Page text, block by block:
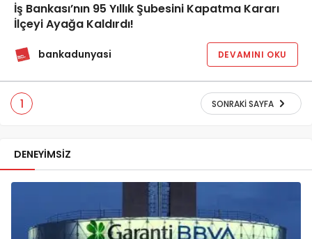
İş Bankası’nın 95 Yıllık Şubesini Kapatma Kararı
İlçeyi Ayağa Kaldırdı!
bankadunyasi DEVAMINI OKU
1 SONRAKI SAYFA
DENEYIMSIZ